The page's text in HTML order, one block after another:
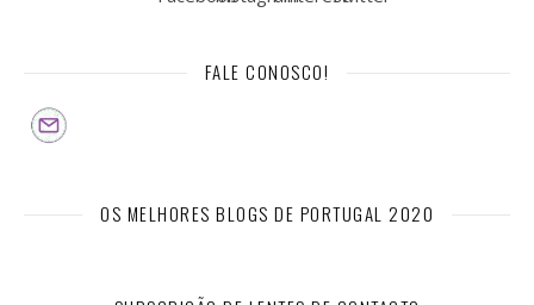
FALE CONOSCO!
OS MELHORES BLOGS DE PORTUGAL 2020